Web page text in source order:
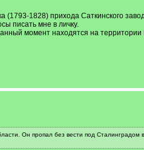
1828) прихода Саткинского
писать мне в личку.
момент находятся на
Он пропал без вести под